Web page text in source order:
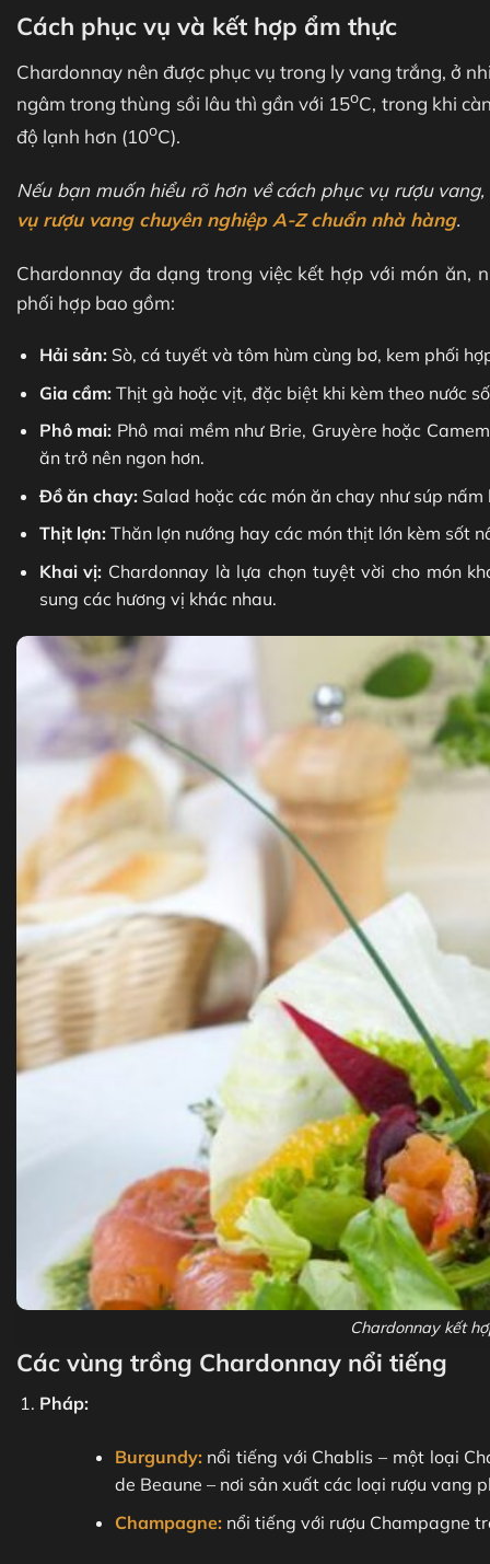
Cách phục vụ và kết hợp ẩm thực
Chardonnay nên được phục vụ trong ly vang trắng, ở
ngâm trong thùng sồi lâu thì gần với 15oC, trong khi
độ lạnh hơn (10oC).
Nếu bạn muốn hiểu rõ hơn về cách phục vụ rượu
vụ rượu vang chuyên nghiệp A-Z chuẩn nhà hàng.
Chardonnay đa dạng trong việc kết hợp với món ăn,
phối hợp bao gồm:
Hải sản: Sò, cá tuyết và tôm hùm cùng bơ, kem phối
Gia cầm: Thịt gà hoặc vịt, đặc biệt khi kèm theo nước
Phô mai: Phô mai mềm như Brie, Gruyère hoặc
ăn trở nên ngon hơn.
Đồ ăn chay: Salad hoặc các món ăn chay như súp nấm
Thịt lợn: Thăn lợn nướng hay các món thịt lớn kèm sốt
Khai vị: Chardonnay là lựa chọn tuyệt vời cho món
sung các hương vị khác nhau.
Chardonnay kết
Các vùng trồng Chardonnay nổi tiếng
Pháp:
Burgundy: nổi tiếng với Chablis – một loại
de Beaune – nơi sản xuất các loại rượu vang
Champagne: nổi tiếng với rượu Champagne